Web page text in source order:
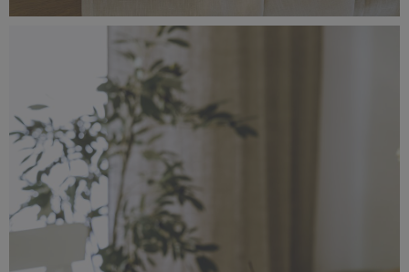
_56A1403.jpg